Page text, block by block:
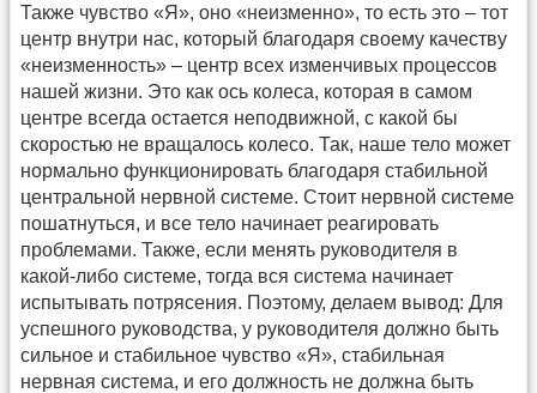
Также чувство «Я», оно «неизменно», то есть это – тот
центр внутри нас, который благодаря своему качеству
«неизменность» – центр всех изменчивых процессов
нашей жизни. Это как ось колеса, которая в самом
центре всегда остается неподвижной, с какой бы
скоростью не вращалось колесо. Так, наше тело может
нормально функционировать благодаря стабильной
центральной нервной системе. Стоит нервной системе
пошатнуться, и все тело начинает реагировать
проблемами. Также, если менять руководителя в
какой-либо системе, тогда вся система начинает
испытывать потрясения. Поэтому, делаем вывод: Для
успешного руководства, у руководителя должно быть
сильное и стабильное чувство «Я», стабильная
нервная система, и его должность не должна быть